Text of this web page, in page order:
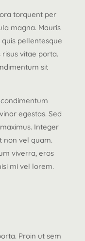
torquent per
magna. Mauris
pellentesque
vitae porta.
sit
egestas. Sed
Integer
non vel quam.
viverra, eros
mi vel lorem.
Proin ut sem